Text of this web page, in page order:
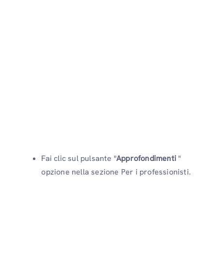
Fai clic sul pulsante "Approfondimenti"
opzione nella sezione Per i professionisti.